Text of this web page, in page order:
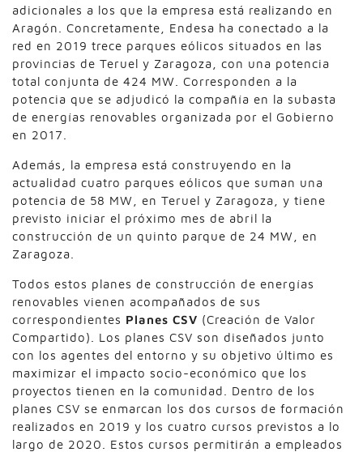
adicionales a los que la empresa está realizando en
Aragón. Concretamente, Endesa ha conectado a la
red en 2019 trece parques eólicos situados en las
provincias de Teruel y Zaragoza, con una potencia
total conjunta de 424 MW. Corresponden a la
potencia que se adjudicó la compañía en la subasta
de energías renovables organizada por el Gobierno
en 2017.
Además, la empresa está construyendo en la
actualidad cuatro parques eólicos que suman una
potencia de 58 MW, en Teruel y Zaragoza, y tiene
previsto iniciar el próximo mes de abril la
construcción de un quinto parque de 24 MW, en
Zaragoza.
Todos estos planes de construcción de energías
renovables vienen acompañados de sus
correspondientes Planes CSV (Creación de Valor
Compartido). Los planes CSV son diseñados junto
con los agentes del entorno y su objetivo último es
maximizar el impacto socio-económico que los
proyectos tienen en la comunidad. Dentro de los
planes CSV se enmarcan los dos cursos de formación
realizados en 2019 y los cuatro cursos previstos a lo
largo de 2020. Estos cursos permitirán a empleados